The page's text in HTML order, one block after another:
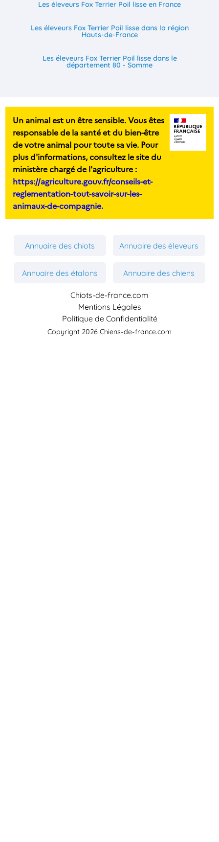
Les éleveurs Fox Terrier Poil lisse en France
Les éleveurs Fox Terrier Poil lisse dans la région
Hauts-de-France
Les éleveurs Fox Terrier Poil lisse dans le
département 80 - Somme
Un animal est un être sensible. Vous êtes
responsable de la santé et du bien-être
de votre animal pour toute sa vie. Pour
plus d'informations, consultez le site du
ministère chargé de l'agriculture :
https://agriculture.gouv.fr/conseils-et-
reglementation-tout-savoir-sur-les-
animaux-de-compagnie.
Annuaire des chiots Annuaire des éleveurs
Annuaire des étalons Annuaire des chiens
Chiots-de-france.com
Mentions Légales
Politique de Confidentialité
Copyright 2026 Chiens-de-france.com